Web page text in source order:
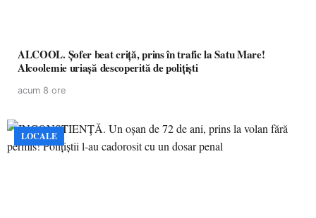
ALCOOL. Șofer beat criță, prins în trafic la Satu Mare!
Alcoolemie uriașă descoperită de polițiști
acum 8 ore
LOCALE